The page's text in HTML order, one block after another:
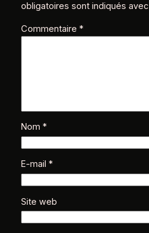
obligatoires sont indiqués avec
Commentaire *
Nom *
E-mail *
Site web